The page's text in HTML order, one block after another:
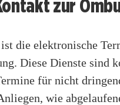
zur
die elektronische
Diese Dienste sind
für nicht
wie